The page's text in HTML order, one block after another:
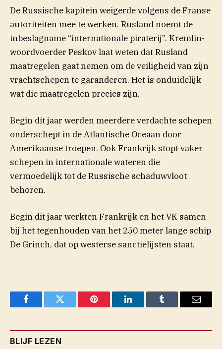
De Russische kapitein weigerde volgens de Franse
autoriteiten mee te werken. Rusland noemt de
inbeslagname “internationale piraterij”. Kremlin-
woordvoerder Peskov laat weten dat Rusland
maatregelen gaat nemen om de veiligheid van zijn
vrachtschepen te garanderen. Het is onduidelijk
wat die maatregelen precies zijn.
Begin dit jaar werden meerdere verdachte schepen
onderschept in de Atlantische Oceaan door
Amerikaanse troepen. Ook Frankrijk stopt vaker
schepen in internationale wateren die
vermoedelijk tot de Russische schaduwvloot
behoren.
Begin dit jaar werkten Frankrijk en het VK samen
bij het tegenhouden van het 250 meter lange schip
De Grinch, dat op westerse sanctielijsten staat.
FacebookTwitter Pinterest LinkedInTumblr Email
BLIJF LEZEN